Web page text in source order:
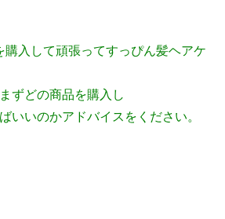
購入して頑張ってすっぴん髪ヘアケ
ずどの商品を購入し
いいのかアドバイスをください。